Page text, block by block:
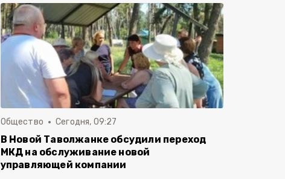
Общество Сегодня, 09:27
В Новой Таволжанке обсудили переход
МКД на обслуживание новой
управляющей компании